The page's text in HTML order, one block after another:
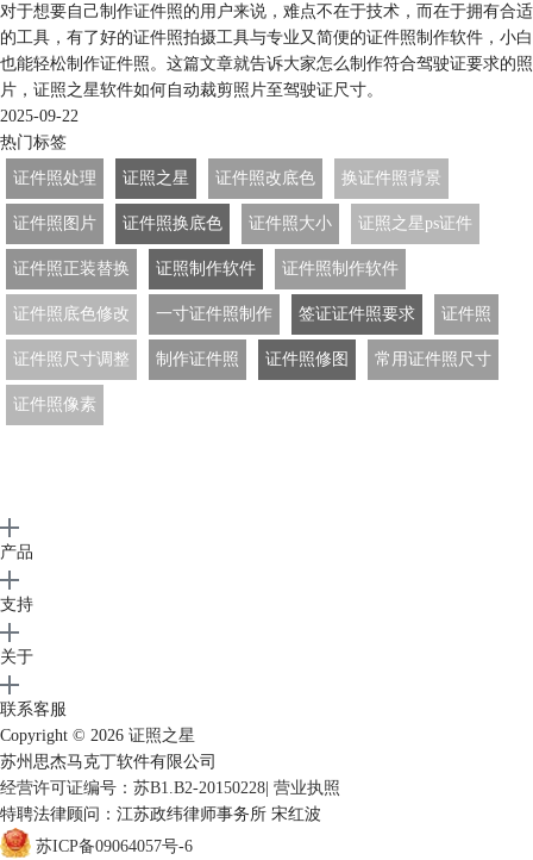
对于想要自己制作证件照的用户来说，难点不在于技术，而在于拥有合适
的工具，有了好的证件照拍摄工具与专业又简便的证件照制作软件，小白
也能轻松制作证件照。这篇文章就告诉大家怎么制作符合驾驶证要求的照
片，证照之星软件如何自动裁剪照片至驾驶证尺寸。
2025-09-22
热门标签
证件照处理
证照之星 证件照改底色 换证件照背景
证件照图片 证件照换底色 证件照大小 证照之星ps证件
证件照正装替换 证照制作软件 证件照制作软件
证件照底色修改 一寸证件照制作 签证证件照要求 证件照
证件照尺寸调整 制作证件照 证件照修图 常用证件照尺寸
证件照像素
产品
支持
关于
联系客服
Copyright © 2026 证照之星
苏州思杰马克丁软件有限公司
经营许可证编号：苏B1.B2-20150228 营业执照
特聘法律顾问：江苏政纬律师事务所 宋红波
苏ICP备09064057号-6